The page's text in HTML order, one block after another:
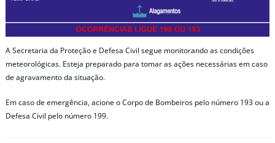
A Secretaria da Proteção e Defesa Civil segue monitorando as condições
meteorológicas. Esteja preparado para tomar as ações necessárias em caso
de agravamento da situação.
Em caso de emergência, acione o Corpo de Bombeiros pelo número 193 ou a
Defesa Civil pelo número 199.